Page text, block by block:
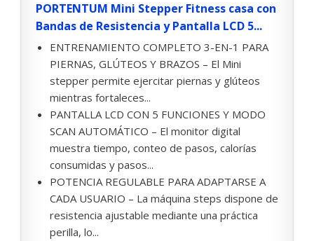
PORTENTUM Mini Stepper Fitness casa con
Bandas de Resistencia y Pantalla LCD 5...
ENTRENAMIENTO COMPLETO 3-EN-1 PARA
PIERNAS, GLÚTEOS Y BRAZOS – El Mini
stepper permite ejercitar piernas y glúteos
mientras fortaleces...
PANTALLA LCD CON 5 FUNCIONES Y MODO
SCAN AUTOMÁTICO – El monitor digital
muestra tiempo, conteo de pasos, calorías
consumidas y pasos...
POTENCIA REGULABLE PARA ADAPTARSE A
CADA USUARIO – La máquina steps dispone de
resistencia ajustable mediante una práctica
perilla, lo...